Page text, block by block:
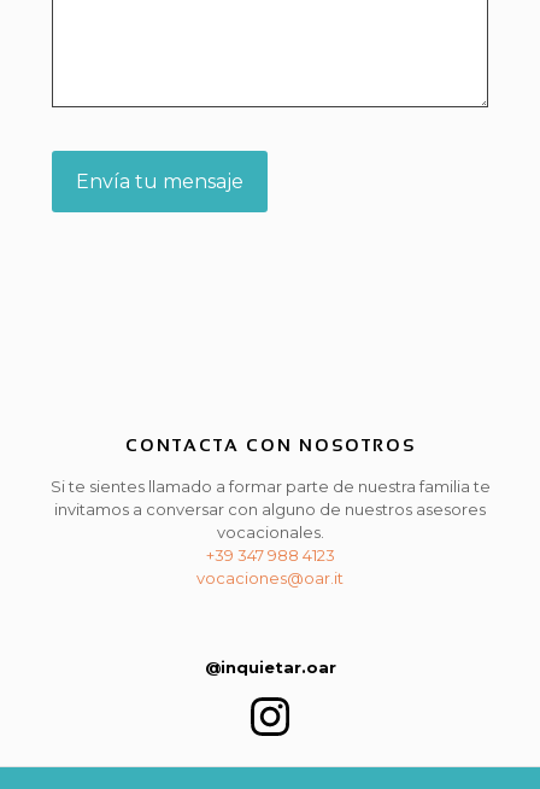
CONTACTA CON NOSOTROS
Si te sientes llamado a formar parte de nuestra familia te
invitamos a conversar con alguno de nuestros asesores
vocacionales.
+39 347 988 4123
vocaciones@oar.it
@inquietar.oar